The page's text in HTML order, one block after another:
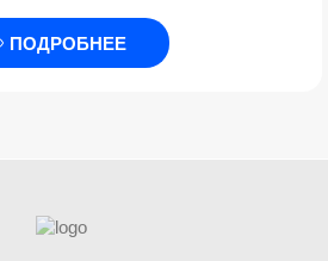
ПОДРОБНЕЕ